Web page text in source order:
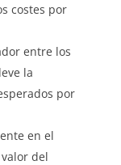
costes por
entre los
la
por
en el
del